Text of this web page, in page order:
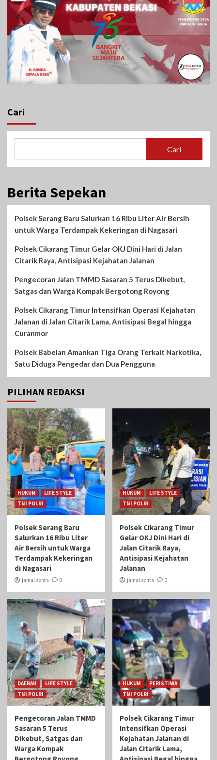
Cari
Cari
Berita Sepekan
Polsek Serang Baru Salurkan 16 Ribu Liter Air Bersih
untuk Warga Terdampak Kekeringan di Nagasari
Polsek Cikarang Timur Gelar OKJ Dini Hari di Jalan
Citarik Raya, Antisipasi Kejahatan Jalanan
Pengecoran Jalan TMMD Sasaran 5 Terus Dikebut,
Satgas dan Warga Kompak Bergotong Royong
Polsek Cikarang Timur Intensifkan Operasi Kejahatan
Jalanan di Jalan Citarik Lama, Antisipasi Begal hingga
Curanmor
Polsek Babelan Amankan Tiga Orang Terkait Narkotika,
Satu Diduga Pengedar dan Dua Pengguna
PILIHAN REDAKSI
HUKUM
LIFE STYLE
TNI POLRI
Polsek Serang Baru
Salurkan 16 Ribu Liter
Air Bersih untuk Warga
Terdampak Kekeringan
di Nagasari
jamal zonta 0
HUKUM
LIFE STYLE
TNI POLRI
Polsek Cikarang Timur
Gelar OKJ Dini Hari di
Jalan Citarik Raya,
Antisipasi Kejahatan
Jalanan
jamal zonta 0
DAERAH
LIFE STYLE
TNI POLRI
Pengecoran Jalan TMMD
Sasaran 5 Terus
Dikebut, Satgas dan
Warga Kompak
HUKUM
PERISTIWA
TNI POLRI
Polsek Cikarang Timur
Intensifkan Operasi
Kejahatan Jalanan di
Jalan Citarik Lama,